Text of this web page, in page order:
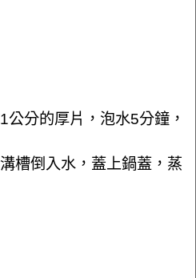
公分的厚片，泡水5分鐘，
槽倒入水，蓋上鍋蓋，蒸